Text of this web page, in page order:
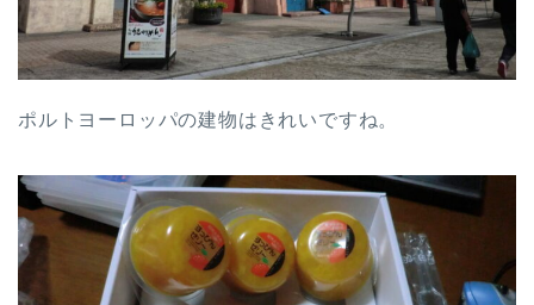
ポルトヨーロッパの建物はきれいですね。